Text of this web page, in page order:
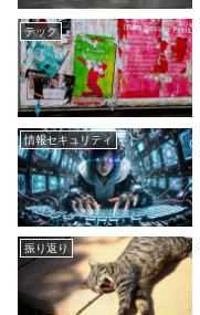
テック
情報セキュリティ
振り返り